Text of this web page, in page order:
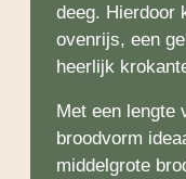
deeg. Hierdoor
ovenrijs, een
heerlijk
Met een lengte
broodvorm
middelgrote